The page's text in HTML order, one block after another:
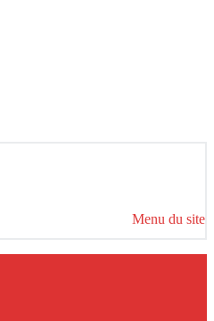
Menu du site